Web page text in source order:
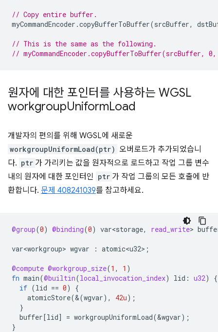
// Copy entire buffer.
myCommandEncoder .copyBufferToBuffer(srcBuffer,
// This is the same as the following.
//
원자에 대한 포인터를 사용하는 WGSL
workgroupUniformLoad
개발자의 편의를 위해 WGSL에 새로운
workgroupUniformLoad(ptr) 오버로드가 추가되었습니
다. ptr 가 가리키는 값을 원자적으로 로드하고 작업 그룹 변수
내의 원자에 대한 포인터인 ptr 가 작업 그룹의 모든 호출에 반
환합니다. 문제 408241039를 참고하세요.
@group(0) @binding(0) var<storage, read_write>
var<workgroup> wgvar : atomic<u32> ;
@compute @workgroup_size(1 , 1 )
fn main(@builtin(local_invocation_index) lid : u32)
{
if (lid == 0)
{
atomicStore(&(wgvar), 42u);
}
buffer[lid] = workgroupUniformLoad(&wgvar);
}